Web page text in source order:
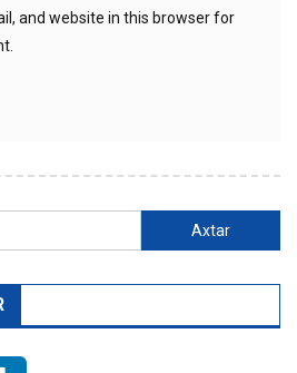
and website in this browser for